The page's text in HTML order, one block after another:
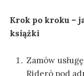
Krok po kroku –
książki
Zamów
Riderò pod